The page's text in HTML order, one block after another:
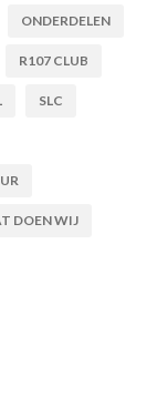
ONDERDELEN
R107 CLUB
SLC
DOEN WIJ